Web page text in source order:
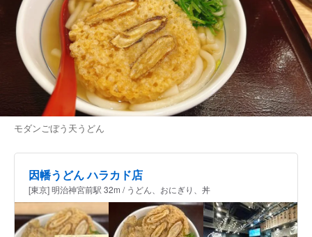
モダンごぼう天うどん
因幡うどん ハラカド店
[東京] 明治神宮前駅 32m / うどん、おにぎり、丼